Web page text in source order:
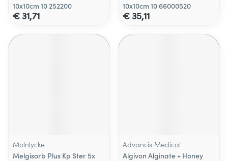
10x10cm 10 252200
€ 31,71
10x10cm 10 66000520
€ 35,11
Molnlycke
Melgisorb Plus Kp Ster 5x
Advancis Medical
Algivon Alginate + Honey